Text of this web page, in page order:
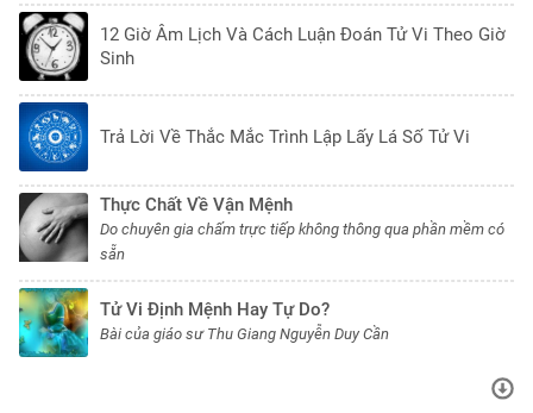
12 Giờ Âm Lịch Và Cách Luận Đoán Tử Vi Theo Giờ
Sinh
Trả Lời Về Thắc Mắc Trình Lập Lấy Lá Số Tử Vi
Thực Chất Về Vận Mệnh
Do chuyên gia chấm trực tiếp không thông qua phần mềm có
sẵn
Tử Vi Định Mệnh Hay Tự Do?
Bài của giáo sư Thu Giang Nguyễn Duy Cần